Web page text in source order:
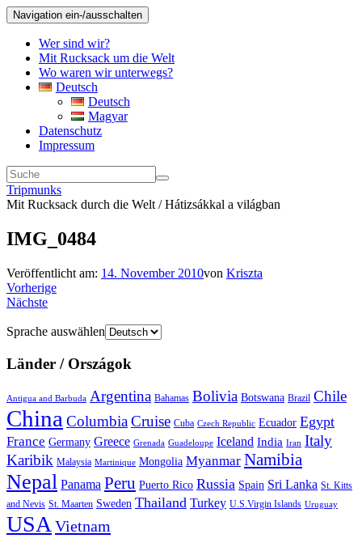
Navigation ein-/ausschalten
Wer sind wir?
Mit Rucksack um die Welt
Wo waren wir unterwegs?
Deutsch
Deutsch
Magyar
Datenschutz
Impressum
Tripmunks
Mit Rucksack durch die Welt / Hátizsákkal a világban
IMG_0484
Veröffentlicht am: 14. November 2010von Kriszta
Vorherige
Nächste
Sprache auswählen
Länder / Országok
Antigua and Barbuda Argentina Bahamas Bolivia Botswana Brazil Chile
China ColumbiaCruise Cuba Czech Republic Ecuador Egypt
France Germany Greece Grenada Guadeloupe Iceland India Iran Italy
Karibik Malaysia Martinique Mongolia Myanmar Namibia
Nepal Panama Peru Puerto Rico Russia Spain Sri Lanka St. Kitts
and Nevis St. Maarten Sweden Thailand Turkey U.S.Virgin Islands Uruguay
USAVietnam